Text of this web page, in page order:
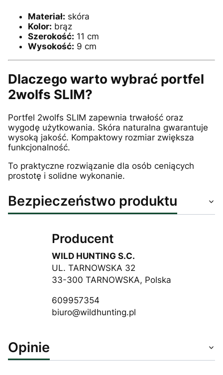
Materiał: skóra
Kolor: brąz
Szerokość: 11 cm
Wysokość: 9 cm
Dlaczego warto wybrać portfel
2wolfs SLIM?
Portfel 2wolfs SLIM zapewnia trwałość oraz
wygodę użytkowania. Skóra naturalna gwarantuje
wysoką jakość. Kompaktowy rozmiar zwiększa
funkcjonalność.
To praktyczne rozwiązanie dla osób ceniących
prostotę i solidne wykonanie.
Bezpieczeństwo produktu
Producent
WILD HUNTING S.C.
UL. TARNOWSKA 32
33-300 TARNOWSKA, Polska
609957354
biuro@wildhunting.pl
Opinie